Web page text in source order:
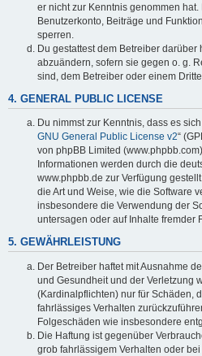
er nicht zur Kenntnis genommen
Benutzerkonto, Beiträge und
sperren.
Du gestattest dem Betreiber darüber
abzuändern, sofern sie gegen o. g.
sind, dem Betreiber oder einem
4. GENERAL PUBLIC LICENSE
Du nimmst zur Kenntnis, dass es
GNU General Public License v2“
von phpBB Limited
Informationen werden durch die
www.phpbb.de zur Verfügung
die Art und Weise, wie die Software
insbesondere die Verwendung der
untersagen oder auf Inhalte fremder
5. GEWÄHRLEISTUNG
Der Betreiber haftet mit Ausnahme
und Gesundheit und der Verletzung
(Kardinalpflichten) nur für Schäden,
fahrlässiges Verhalten
Folgeschäden wie insbesondere
Die Haftung ist gegenüber
grob fahrlässigem Verhalten oder